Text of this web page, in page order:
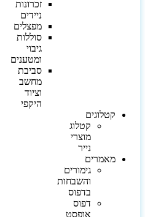
זכרונות
ניידים
מפצלים
סוללות
גיבוי
ומטענים
סביבת
מחשב
וציוד
היקפי
קטלוגים
קטלוג
מוצרי
נייר
מאמרים
גימורים
והשבחות
בדפוס
דפוס
אופסט